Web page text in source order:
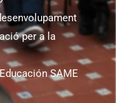
per a la
SAME